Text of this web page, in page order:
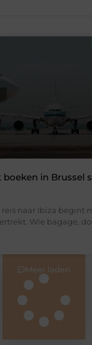
boeken in Brussel
naar Ibiza begint
Wie bagage,
Meer laden